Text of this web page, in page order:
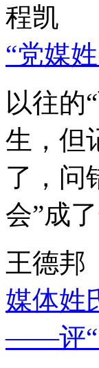
程凯
“党媒
以往的
生，但
了，问
会”成
王德邦
媒体姓
——评“